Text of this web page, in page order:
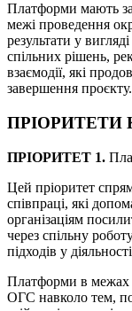
Платформи мають
межі проведення
результати у
спільних рішень,
взаємодії, які
завершення проєкту.
ПРІОРИТЕТИ
ПРІОРИТЕТ 1.
Цей пріоритет
співпраці, які
організаціям
через спільну
підходів у
Платформи в межах
ОГС навколо тем,